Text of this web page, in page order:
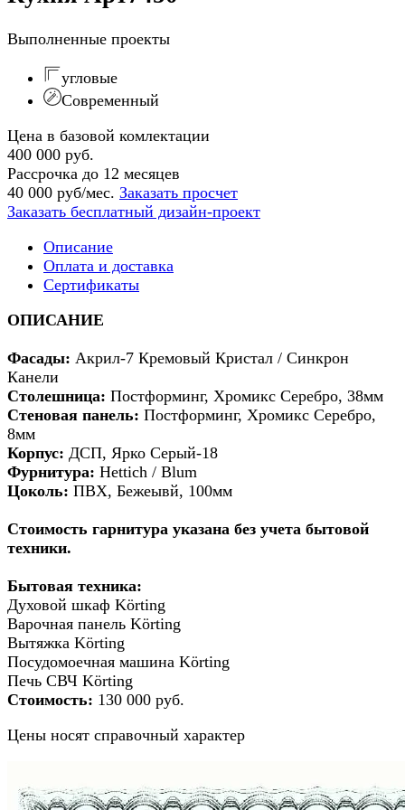
Выполненные проекты
угловые
Современный
Цена в базовой комлектации
400 000 руб.
Рассрочка до 12 месяцев
40 000 руб/мес. Заказать просчет
Заказать бесплатный дизайн-проект
Описание
Оплата и доставка
Сертификаты
ОПИСАНИЕ
Фасады: Акрил-7 Кремовый Кристал / Синкрон
Канели
Столешница: Постформинг, Хромикс Серебро, 38мм
Стеновая панель: Постформинг, Хромикс Серебро,
8мм
Корпус: ДСП, Ярко Серый-18
Фурнитура: Hettich / Blum
Цоколь: ПВХ, Бежеывй, 100мм
Стоимость гарнитура указана без учета бытовой
техники.
Бытовая техника:
Духовой шкаф Körting
Варочная панель Körting
Вытяжка Körting
Посудомоечная машина Körting
Печь СВЧ Körting
Стоимость: 130 000 руб.
Цены носят справочный характер